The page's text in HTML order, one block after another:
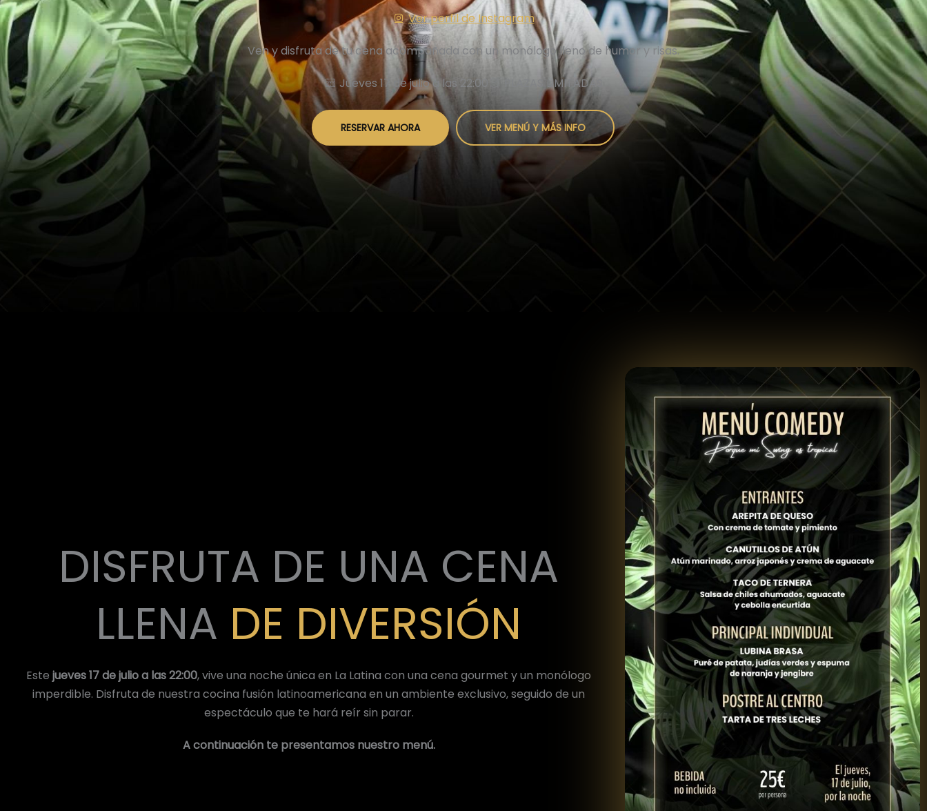
Ver perfil de Instagram
Ven y disfruta de tu cena acompañada con un monólogo lleno de humor y risas.
Jueves 17 de julio a las 22:00 PLAZAS LIMITADAS
RESERVAR AHORA VER MENÚ Y MÁS INFO
DISFRUTA DE UNA CENA
LLENA DE DIVERSIÓN
Estejueves 17 de julio a las 22:00, vive una noche única en La Latina con una cena gourmet y un monólogo
imperdible. Disfruta de nuestra cocina fusión latinoamericana en un ambiente exclusivo, seguido de un
espectáculo que te hará reír sin parar.
A continuación te presentamos nuestro menú.